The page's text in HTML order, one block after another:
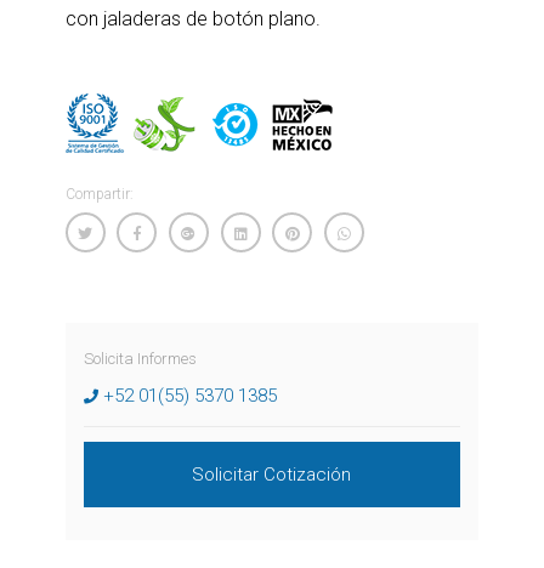
con jaladeras de botón plano.
Compartir:
Solicita Informes
+52 01(55) 5370 1385
Solicitar Cotización